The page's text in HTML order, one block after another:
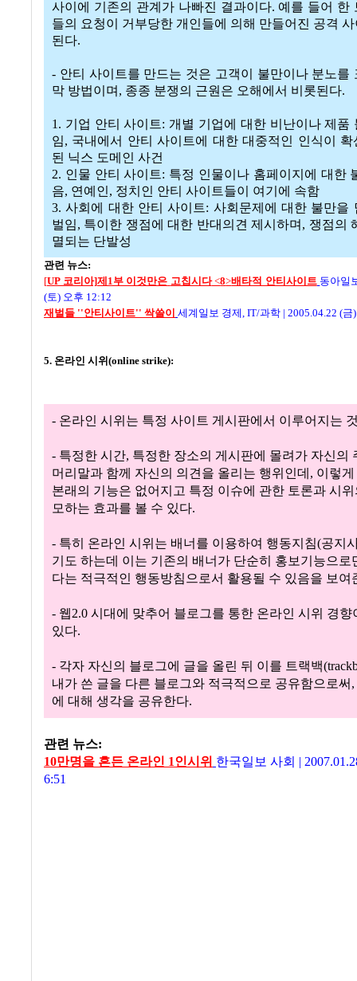
사이에 기존의 관계가 나빠진 결과이다. 예를 들어 한
들의 요청이 거부당한 개인들에 의해 만들어진 공격
된다.
- 안티 사이트를 만드는 것은 고객이 불만이나 분노를
막 방법이며, 종종 분쟁의 근원은 오해에서 비롯된다.
1. 기업 안티 사이트: 개별 기업에 대한 비난이나 제품
임, 국내에서 안티 사이트에 대한 대중적인 인식이
된 닉스 도메인 사건
2. 인물 안티 사이트: 특정 인물이나 홈페이지에 대한
음, 연예인, 정치인 안티 사이트들이 여기에 속함
3. 사회에 대한 안티 사이트: 사회문제에 대한 불만을
벌임, 특이한 쟁점에 대한 반대의견 제시하며, 쟁점의
멸되는 단발성
관련 뉴스:
[UP 코리아]제1부 이것만은 고칩시다<8>배타적 안티사이트 동아일
(토) 오후 12:12
재벌들 ''안티사이트'' 싹쓸이 세계일보 경제, IT/과학 | 2005.04.22 (금
5. 온라인 시위(online strike):
- 온라인 시위는 특정 사이트 게시판에서 이루어지는
- 특정한 시간, 특정한 장소의 게시판에 몰려가 자신의
머리말과 함께 자신의 의견을 올리는 행위인데, 이렇
본래의 기능은 없어지고 특정 이슈에 관한 토론과 시
모하는 효과를 볼 수 있다.
- 특히 온라인 시위는 배너를 이용하여 행동지침(공지
기도 하는데 이는 기존의 배너가 단순히 홍보기능으로
다는 적극적인 행동방침으로서 활용될 수 있음을 보여
- 웹2.0 시대에 맞추어 블로그를 통한 온라인 시위 경향
있다.
- 각자 자신의 블로그에 글을 올린 뒤 이를 트랙백
내가 쓴 글을 다른 블로그와 적극적으로 공유함으로써
에 대해 생각을 공유한다.
관련 뉴스:
10만명을 흔든 온라인 1인시위 한국일보 사회 |
6:51